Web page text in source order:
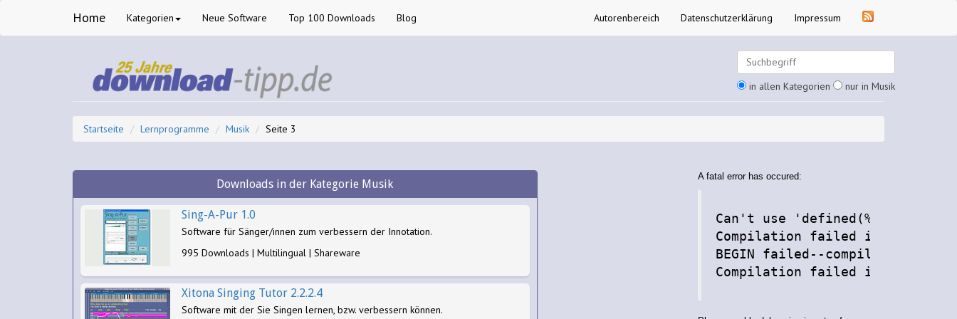
Home Kategorien Neue Software Top 100 Downloads Blog Autorenbereich Datenschutzerklärung Impressum
in allen Kategorien nur in Musik
Startseite Lernprogramme Musik Seite 3
Downloads in der Kategorie Musik
Sing-A-Pur 1.0
Software für Sänger/innen zum verbessern der Innotation.
995 Downloads | Multilingual | Shareware
Xitona Singing Tutor 2.2.2.4
Software mit der Sie Singen lernen, bzw. verbessern können.
A fatal error has occured:
Can't use 'defined(%hash)'
Compilation failed in require
BEGIN failed--compilation